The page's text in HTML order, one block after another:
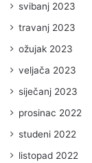
svibanj 2023
travanj 2023
ožujak 2023
veljača 2023
siječanj 2023
prosinac 2022
studeni 2022
listopad 2022